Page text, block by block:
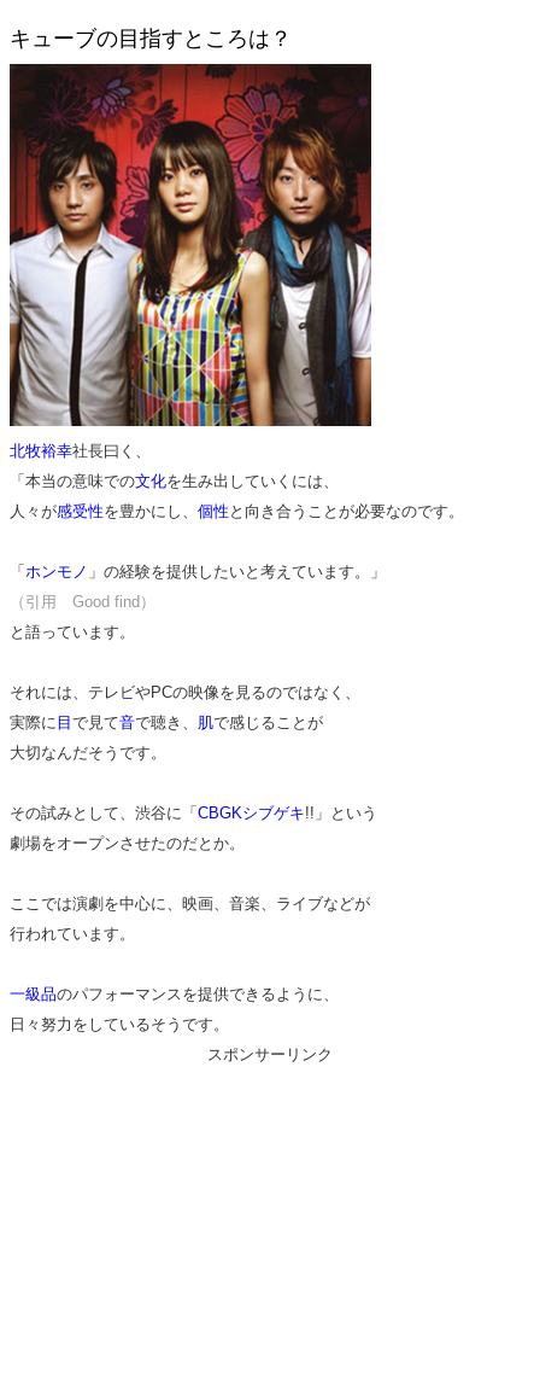
キューブの目指すところは？
北牧裕幸社長曰く、
「本当の意味での文化を生み出していくには、
人々が感受性を豊かにし、 個性 と向き合うことが必要なのです。
「 ホンモノ 」の経験を提供したいと考えています。」
（引用 Good find）
と語っています。
それには、テレビやPCの映像を見るのではなく、
実際に 目 で見て音で聴き、 肌で感じることが
大切なんだそうです。
その試みとして、渋谷に「 CBGKシブゲキ!!」という
劇場をオープンさせたのだとか。
ここでは演劇を中心に、映画、音楽、ライブなどが
行われています。
一級品のパフォーマンスを提供できるように、
日々努力をしているそうです。
スポンサーリンク